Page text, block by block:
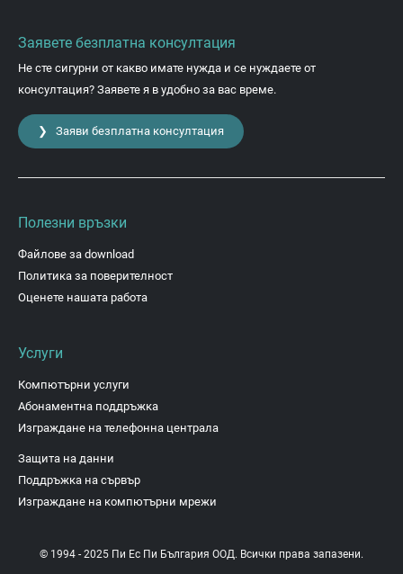
Заявете безплатна консултация
Не сте сигурни от какво имате нужда и се нуждаете от
консултация? Заявете я в удобно за вас време.
❯ Заяви безплатна консултация
Полезни връзки
Файлове за download
Политика за поверителност
Оценете нашата работа
Услуги
Компютърни услуги
Абонаментна поддръжка
Изграждане на телефонна централа
Защита на данни
Поддръжка на сървър
Изграждане на компютърни мрежи
© 1994 - 2025 Пи Ес Пи България ООД. Всички права запазени.